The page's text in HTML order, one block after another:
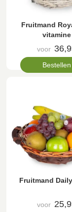
Fruitmand
vitamine
voor
Bestellen
Fruitmand
voor